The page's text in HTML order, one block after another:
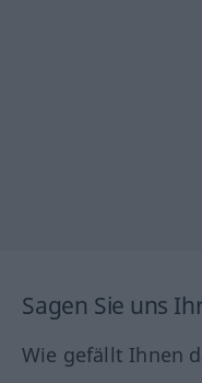
Sagen Sie uns
Wie gefällt Ihnen